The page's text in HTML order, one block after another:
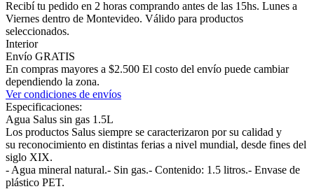
Recibí tu pedido en 2 horas comprando antes de las 15hs. Lunes a
Viernes dentro de Montevideo. Válido para productos
seleccionados.
Interior
Envío GRATIS
En compras mayores a $2.500 El costo del envío puede cambiar
dependiendo la zona.
Ver condiciones de envíos
Especificaciones:
Agua Salus sin gas 1.5L
Los productos Salus siempre se caracterizaron por su calidad y
su reconocimiento en distintas ferias a nivel mundial, desde fines del
siglo XIX.
- Agua mineral natural.- Sin gas.- Contenido: 1.5 litros.- Envase de
plástico PET.